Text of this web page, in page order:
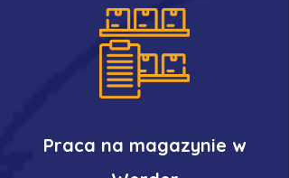
Praca na magazynie w